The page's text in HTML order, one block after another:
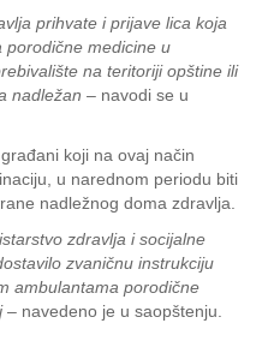
prihvate i prijave lica koja
porodične medicine u
na teritoriji opštine ili
nadležan – navodi se u
koji na ovaj način
u narednom periodu biti
nadležnog doma zdravlja.
zdravlja i socijalne
zvaničnu instrukciju
ambulantama porodične
– navedeno je u saopštenju.